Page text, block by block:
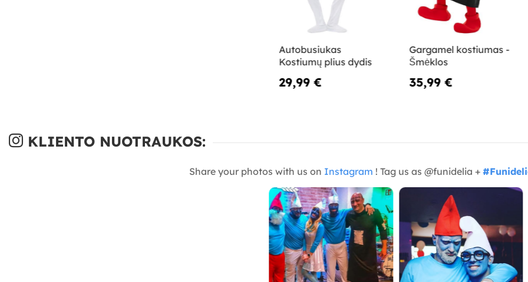
Autobusiukas
Kostiumų plius dydis
29,99 €
Gargamel kostiumas -
Šmėklos
35,99 €
KLIENTO NUOTRAUKOS:
Share your photos with us on Instagram ! Tag us as @funidelia +